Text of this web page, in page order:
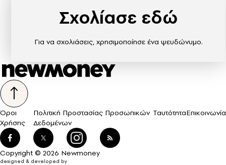
Σχολίασε εδώ
Για να σχολιάσεις, χρησιμοποίησε ένα ψευδώνυμο.
Όροι
Χρήσης
Πολιτική Προστασίας Προσωπικών
Δεδομένων
ΤαυτότηταΕπικοινωνία
Copyright © 2026 Newmoney
designed & developed by